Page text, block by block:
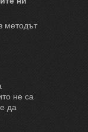
методът
не са
да